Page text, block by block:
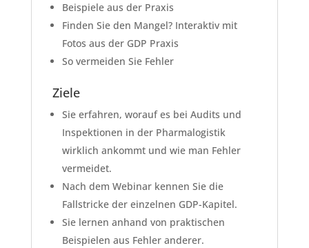
Beispiele aus der Praxis
Finden Sie den Mangel? Interaktiv mit
Fotos aus der GDP Praxis
So vermeiden Sie Fehler
Ziele
Sie erfahren, worauf es bei Audits und
Inspektionen in der Pharmalogistik
wirklich ankommt und wie man Fehler
vermeidet.
Nach dem Webinar kennen Sie die
Fallstricke der einzelnen GDP-Kapitel.
Sie lernen anhand von praktischen
Beispielen aus Fehler anderer.